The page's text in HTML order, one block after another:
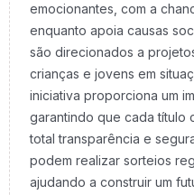
emocionantes, com a
enquanto apoia causas
são direcionados a
crianças e jovens em
iniciativa proporciona um
garantindo que cada título
total transparência e
podem realizar sorteios
ajudando a construir um